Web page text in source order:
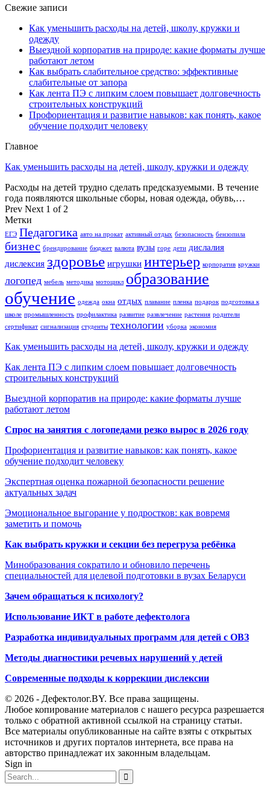
Свежие записи
Как уменьшить расходы на детей, школу, кружки и
одежду
Выездной корпоратив на природе: какие форматы лучше
работают летом
Как выбрать слабительное средство: эффективные
слабительные от запора
Как лента ПЭ с липким слоем повышает долговечность
строительных конструкций
Профориентация и развитие навыков: как понять, какое
обучение подходит человеку
Главное
Как уменьшить расходы на детей, школу, кружки и одежду
Расходы на детей трудно сделать предсказуемыми. В течение
года появляются школьные сборы, новая одежда, обувь,…
Prev Next 1 of 2
Метки
ЕГЭ Педагогика авто на прокат активный отдых безопасность бензопила
бизнес брендирование бюджет валюта вузы горе дети дислалия
дислексия здоровье игрушки интерьер корпоратив кружки
логопед мебель методика мотоцикл образование
обучение одежда окна отдых плавание пленка подарок подготовка к
школе промышленность профилактика развитие развлечение растения родители
сертификат сигнализация студенты технологии уборка экономия
Как уменьшить расходы на детей, школу, кружки и одежду
Как лента ПЭ с липким слоем повышает долговечность
строительных конструкций
Выездной корпоратив на природе: какие форматы лучше
работают летом
Спрос на занятия с логопедами резко вырос в 2026 году
Профориентация и развитие навыков: как понять, какое
обучение подходит человеку
Экспертная оценка пожарной безопасности решение
актуальных задач
Эмоциональное выгорание у подростков: как вовремя
заметить и помочь
Как выбрать кружки и секции без перегруза ребёнка
Минобразования сократило и обновило перечень
специальностей для целевой подготовки в вузах Беларуси
Зачем обращаться к психологу?
Использование ИКТ в работе дефектолога
Разработка индивидуальных программ для детей с ОВЗ
Методы диагностики речевых нарушений у детей
Современные подходы к коррекции дислексии
© 2026 - Дефектолог.BY. Все права защищены.
Любое копирование материалов с нашего ресурса разрешается
только с обратной активной ссылкой на страницу статьи.
Все материалы опубликованные на сайте взяты с открытых
источников и других порталов интернета, все права на
авторство принадлежат их законным владельцам.
Sign in